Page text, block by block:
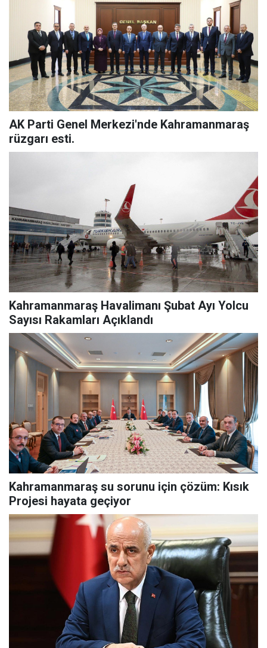
AK Parti Genel Merkezi'nde Kahramanmaraş
rüzgarı esti.
Kahramanmaraş Havalimanı Şubat Ayı Yolcu
Sayısı Rakamları Açıklandı
Kahramanmaraş su sorunu için çözüm: Kısık
Projesi hayata geçiyor